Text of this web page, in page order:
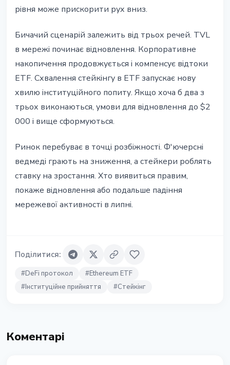
рівня може прискорити рух вниз.
Бичачий сценарій залежить від трьох речей. TVL
в мережі починає відновлення. Корпоративне
накопичення продовжується і компенсує відтоки
ETF. Схвалення стейкінгу в ETF запускає нову
хвилю інституційного попиту. Якщо хоча б два з
трьох виконаються, умови для відновлення до $2
000 і вище сформуються.
Ринок перебуває в точці розбіжності. Ф'ючерсні
ведмеді грають на зниження, а стейкери роблять
ставку на зростання. Хто виявиться правим,
покаже відновлення або подальше падіння
мережевої активності в липні.
Поділитися:
#DeFi протокол #Ethereum ETF
#Інституційне прийняття #Стейкінг
Коментарі